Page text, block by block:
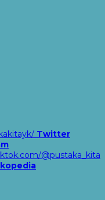
Twitter
@pustaka_kita